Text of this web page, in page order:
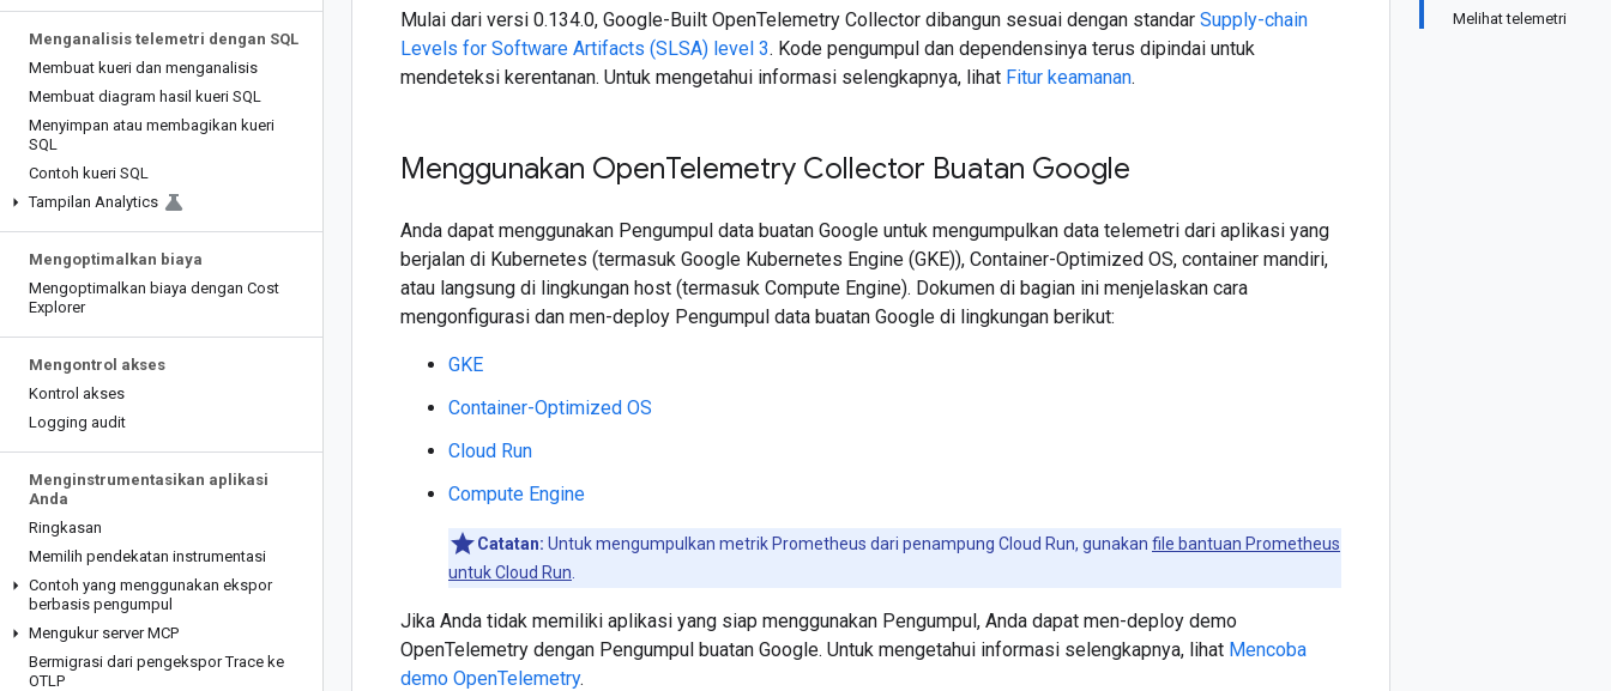
Menganalisis telemetri dengan SQL
Membuat kueri dan menganalisis
Membuat diagram hasil kueri SQL
Menyimpan atau membagikan kueri
SQL
Contoh kueri SQL
Tampilan Analytics
Mengoptimalkan biaya
Mengoptimalkan biaya dengan Cost
Explorer
Mengontrol akses
Kontrol akses
Logging audit
Menginstrumentasikan aplikasi
Anda
Ringkasan
Memilih pendekatan instrumentasi
Contoh yang menggunakan ekspor
berbasis pengumpul
Mengukur server MCP
Bermigrasi dari pengekspor Trace ke
OTLP
Melihat telemetri
Mulai dari versi 0.134.0, Google-Built OpenTelemetry Collector dibangun sesuai dengan standar Supply-chain
Levels for Software Artifacts (SLSA) level 3. Kode pengumpul dan dependensinya terus dipindai untuk
mendeteksi kerentanan. Untuk mengetahui informasi selengkapnya, lihat Fitur keamanan.
Menggunakan OpenTelemetry Collector Buatan Google
Anda dapat menggunakan Pengumpul data buatan Google untuk mengumpulkan data telemetri dari aplikasi yang
berjalan di Kubernetes (termasuk Google Kubernetes Engine (GKE)), Container-Optimized OS, container mandiri,
atau langsung di lingkungan host (termasuk Compute Engine). Dokumen di bagian ini menjelaskan cara
mengonfigurasi dan men-deploy Pengumpul data buatan Google di lingkungan berikut:
GKE
Container-Optimized OS
Cloud Run
Compute Engine
Catatan: Untuk mengumpulkan metrik Prometheus dari penampung Cloud Run, gunakan file bantuan Prometheus
untuk Cloud Run
Jika Anda tidak memiliki aplikasi yang siap menggunakan Pengumpul, Anda dapat men-deploy demo
OpenTelemetry dengan Pengumpul buatan Google. Untuk mengetahui informasi selengkapnya, lihat Mencoba
demo OpenTelemetry.